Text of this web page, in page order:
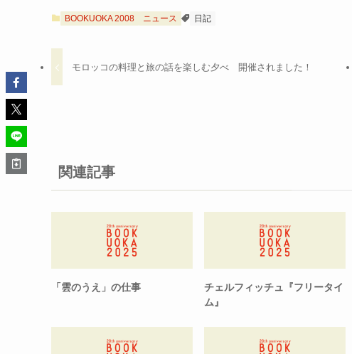
BOOKUOKA 2008 ニュース 日記
モロッコの料理と旅の話を楽しむ夕べ 開催されました！
関連記事
「雲のうえ」の仕事
チェルフィッチュ『フリータイ
ム』